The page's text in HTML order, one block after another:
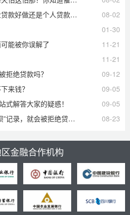
好做还是个人贷款好做?
08-02
01-30
能被你误解了
11-21
11-21
拒绝贷款吗？
09-12
来钱？
09-05
式解答大家的疑惑！
09-05
录，就会被拒绝贷款呢？ 08-23
金融合作机构